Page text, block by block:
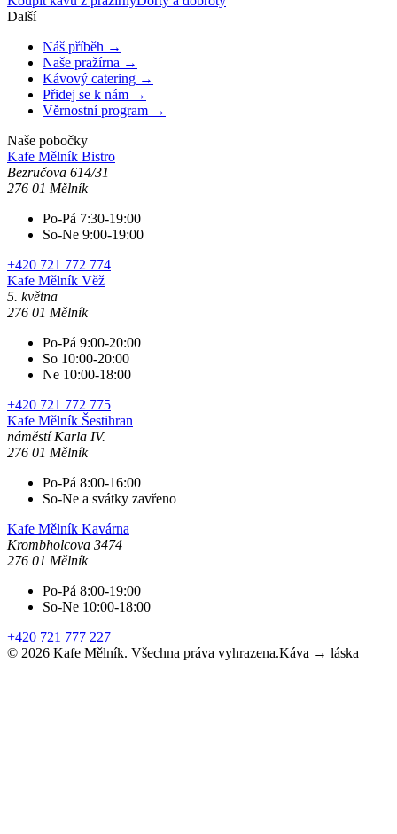
Další
Náš příběh →
Naše pražírna →
Kávový catering →
Přidej se k nám →
Věrnostní program →
Naše pobočky
Kafe Mělník Bistro
Bezručova 614/31
276 01 Mělník
Po-Pá 7:30-19:00
So-Ne 9:00-19:00
+420 721 772 774
Kafe Mělník Věž
5. května
276 01 Mělník
Po-Pá 9:00-20:00
So 10:00-20:00
Ne 10:00-18:00
+420 721 772 775
Kafe Mělník Šestihran
náměstí Karla IV.
276 01 Mělník
Po-Pá 8:00-16:00
So-Ne a svátky zavřeno
Kafe Mělník Kavárna
Krombholcova 3474
276 01 Mělník
Po-Pá 8:00-19:00
So-Ne 10:00-18:00
+420 721 777 227
© 2026 Kafe Mělník. Všechna práva vyhrazena.Káva → láska